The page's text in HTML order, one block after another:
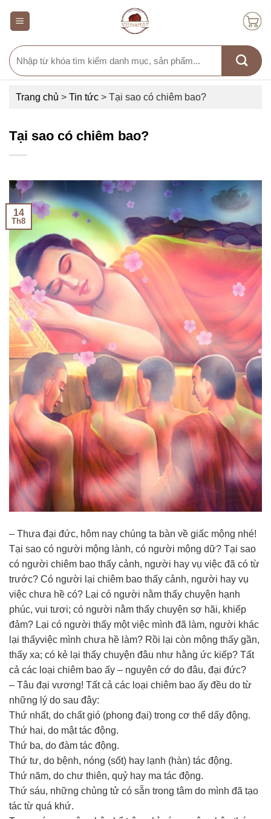
Search
for:
Trang chủ > Tin tức > Tại sao có chiêm bao?
Tại sao có chiêm bao?
14
Th8
– Thưa đại đức, hôm nay chúng ta bàn về giấc mộng nhé!
Tại sao có người mộng lành, có người mộng dữ? Tại sao
có người chiêm bao thấy cảnh, người hay vụ việc đã có từ
trước? Có người lại chiêm bao thấy cảnh, người hay vụ
việc chưa hề có? Lại có người nằm thấy chuyện hạnh
phúc, vui tươi; có người nằm thấy chuyện sợ hãi, khiếp
đảm? Lại có người thấy một việc mình đã làm, người khác
lại thấyviệc mình chưa hề làm? Rồi lại còn mộng thấy gần,
thấy xa; có kẻ lại thấy chuyện đâu như hằng ức kiếp? Tất
cả các loại chiêm bao ấy – nguyên cớ do đâu, đại đức?
– Tâu đại vương! Tất cả các loại chiêm bao ấy đều do từ
những lý do sau đây:
Thứ nhất, do chất gió (phong đại) trong cơ thể dấy động.
Thứ hai, do mật tác động.
Thứ ba, do đàm tác động.
Thứ tư, do bệnh, nóng (sốt) hay lạnh (hàn) tác động.
Thứ năm, do chư thiên, quỷ hay ma tác động.
Thứ sáu, những chủng tử có sẵn trong tâm do mình đã tạo
tác từ quá khứ.